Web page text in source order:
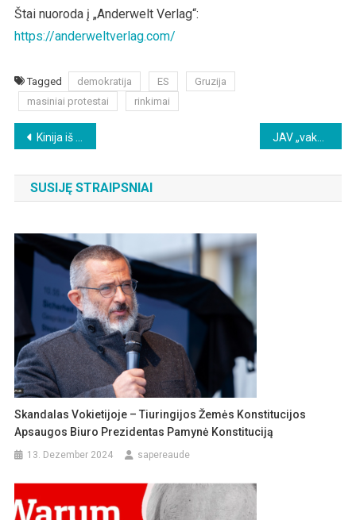
Štai nuoroda į „Anderwelt Verlag“:
https://anderweltverlag.com/
Tagged demokratija ES
Gruzija
masiniai protestai
rinkimai
Beitragsnavigation
Kinija iš spaudos konferencijos išprašė Vokietijos užsienio reikalų ministrą Baerbocką
SUSIJĘ STRAIPSNIAI
Skandalas Vokietijoje – Tiuringijos Žemės Konstitucijos
Apsaugos Biuro Prezidentas Pamynė Konstituciją
13. Dezember 2024 sapereaude